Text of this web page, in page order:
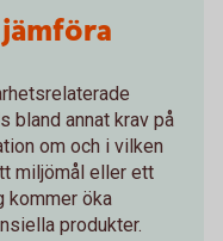
bland annat krav på
om och i vilken
miljömål eller ett
kommer öka
produkter.